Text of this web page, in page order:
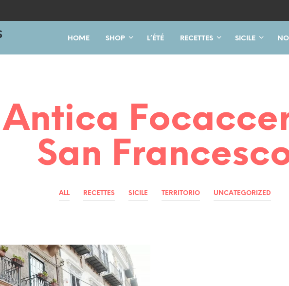
HOME SHOP L’ÉTÉ RECETTES SICILE
Antica
San
ALL RECETTES SICILE TERRITORIO UNCATEGORIZED